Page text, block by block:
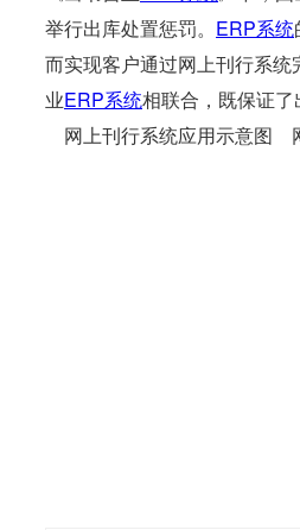
举行出库处置惩罚。 ERP系统
而实现客户通过网上刊行系
业ERP系统相联合，既保证
网上刊行系统应用示意图